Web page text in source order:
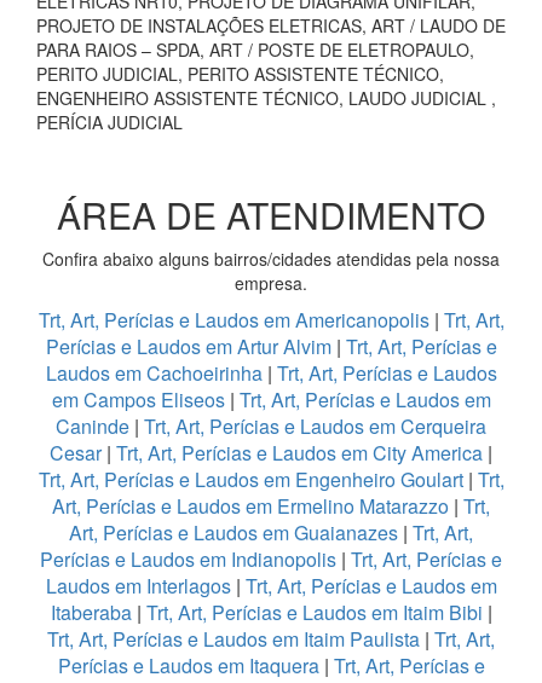
PROJETO DE INSTALAÇÕES ELETRICAS, ART / LAUDO DE
PARA RAIOS – SPDA, ART / POSTE DE ELETROPAULO,
PERITO JUDICIAL, PERITO ASSISTENTE TÉCNICO,
ENGENHEIRO ASSISTENTE TÉCNICO, LAUDO JUDICIAL ,
PERÍCIA JUDICIAL
ÁREA DE ATENDIMENTO
Confira abaixo alguns bairros/cidades atendidas pela nossa
empresa.
Trt, Art, Perícias e Laudos em Americanopolis | Trt, Art,
Perícias e Laudos em Artur Alvim | Trt, Art, Perícias e
Laudos em Cachoeirinha| Trt, Art, Perícias e Laudos
em Campos Eliseos | Trt, Art, Perícias e Laudos em
Caninde | Trt, Art, Perícias e Laudos em Cerqueira
Cesar| Trt, Art, Perícias e Laudos em City America |
Trt, Art, Perícias e Laudos em Engenheiro Goulart | Trt,
Art, Perícias e Laudos em Ermelino Matarazzo | Trt,
Art, Perícias e Laudos em Guaianazes | Trt, Art,
Perícias e Laudos em Indianopolis | Trt, Art, Perícias e
Laudos em Interlagos| Trt, Art, Perícias e Laudos em
Itaberaba| Trt, Art, Perícias e Laudos em Itaim Bibi |
Trt, Art, Perícias e Laudos em Itaim Paulista | Trt, Art,
Perícias e Laudos em Itaquera| Trt, Art, Perícias e